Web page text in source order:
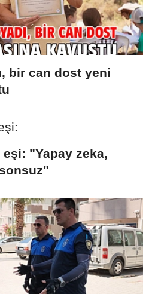
bir can dost yeni
"Yapay zeka,